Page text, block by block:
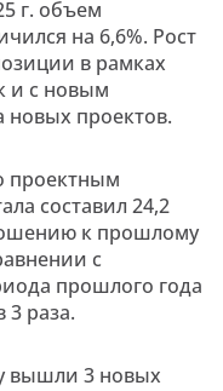
г. объем
на 6,6%. Рост
в рамках
и с новым
новых проектов.
проектным
составил 24,2
к прошлому
с
прошлого года
3 раза.
вышли 3 новых